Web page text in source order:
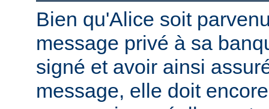
Bien qu'Alice soit
message privé à sa
signé et avoir ainsi
message, elle doit